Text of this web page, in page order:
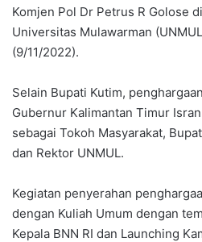
Komjen Pol Dr Petrus R Golose
Universitas Mulawarman
(9/11/2022).
Selain Bupati Kutim,
Gubernur Kalimantan Timur
sebagai Tokoh Masyarakat,
dan Rektor UNMUL.
Kegiatan penyerahan
dengan Kuliah Umum dengan
Kepala BNN RI dan Launching